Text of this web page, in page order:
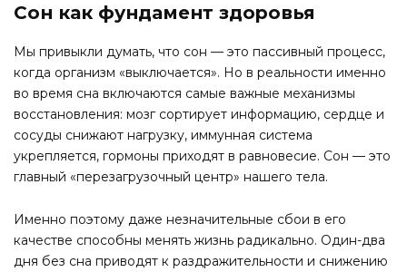
Сон как фундамент здоровья
Мы привыкли думать, что сон — это пассивный процесс,
когда организм «выключается». Но в реальности именно
во время сна включаются самые важные механизмы
восстановления: мозг сортирует информацию, сердце и
сосуды снижают нагрузку, иммунная система
укрепляется, гормоны приходят в равновесие. Сон — это
главный «перезагрузочный центр» нашего тела.
Именно поэтому даже незначительные сбои в его
качестве способны менять жизнь радикально. Один-два
дня без сна приводят к раздражительности и снижению